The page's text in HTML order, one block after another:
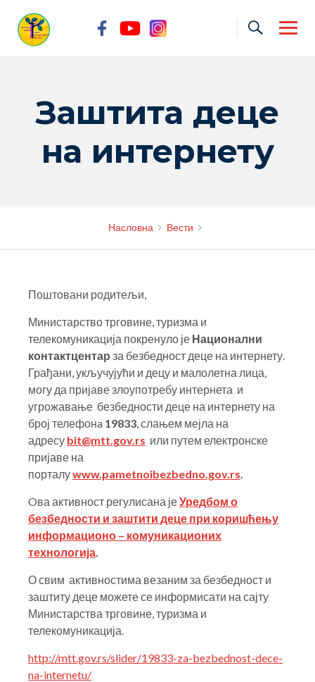
content
Заштита деце
на интернету
Насловна Вести
Поштовани родитељи,
Министарство трговине, туризма и
телекомуникација покренуло је Национални
контактцентар за безбедност деце на интернету.
Грађани, укључујући и децу и малолетна лица,
могу да пријаве злоупотребу интернета и
угрожавање безбедности деце на интернету на
број телефонa 19833, слањем мејла на
адресу bit@mtt.gov.rs или путем електронске
пријаве на
порталуwww.pametnoibezbedno.gov.rs.
Oва активност регулисана јеУредбом о
безбедности и заштити деце при коришћењу
информационо – комуникационих
технологија.
О свим активностима везаним за безбедност и
заштиту деце можете се информисати на сајту
Министарства трговине, туризма и
телекомуникација.
http://mtt.gov.rs/slider/19833-za-bezbednost-dece-
na-internetu/